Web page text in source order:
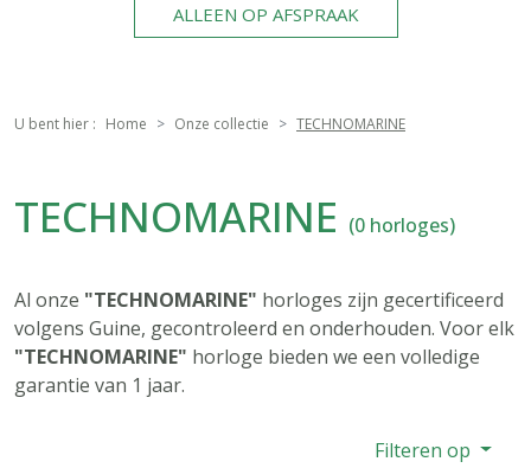
ALLEEN OP AFSPRAAK
U bent hier : Home Onze collectie TECHNOMARINE
TECHNOMARINE (0 horloges)
Al onze "TECHNOMARINE" horloges zijn gecertificeerd
volgens Guine, gecontroleerd en onderhouden. Voor elk
"TECHNOMARINE" horloge bieden we een volledige
garantie van 1 jaar.
Filteren op